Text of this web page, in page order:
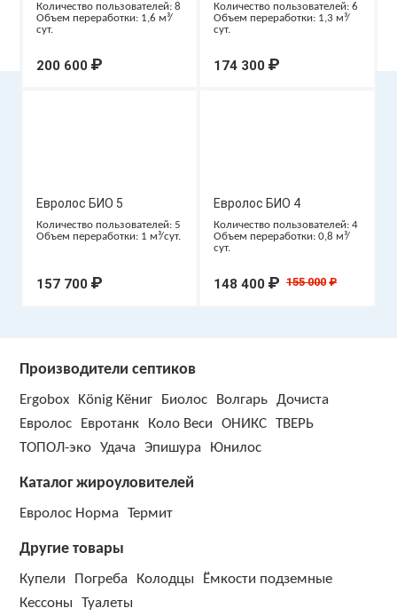
Количество пользователей: 8
Объем переработки: 1,6 м³/
сут.
200 600 ₽
Количество пользователей: 6
Объем переработки: 1,3 м³/
сут.
174 300 ₽
Евролос БИО 5
Количество пользователей: 5
Объем переработки: 1 м³/сут.
157 700 ₽
Евролос БИО 4
Количество пользователей: 4
Объем переработки: 0,8 м³/
сут.
148 400 ₽ 155 000 ₽
Производители септиков
Ergobox König Кёниг Биолос Волгарь
Дочиста
Евролос
Евротанк Коло Веси ОНИКС
ТВЕРЬ
ТОПОЛ-эко
Удача Эпишура Юнилос
Каталог жироуловителей
Евролос Норма Термит
Другие товары
Купели Погреба Колодцы
Ёмкости подземные
Кессоны
Туалеты